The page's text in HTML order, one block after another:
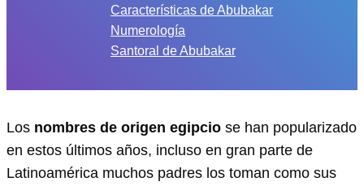
Características de Abubakar
Numerología
Santoral de Abubakar
Los nombres de origen egipcio se han popularizado
en estos últimos años, incluso en gran parte de
Latinoamérica muchos padres los toman como sus